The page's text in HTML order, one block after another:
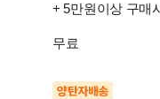
+ 5만원이상 구매
무료
양탄자배송